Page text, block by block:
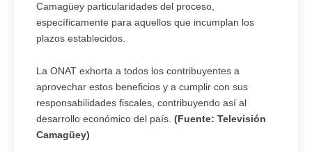
Camagüey particularidades del proceso,
específicamente para aquellos que incumplan los
plazos establecidos.
La ONAT exhorta a todos los contribuyentes a
aprovechar estos beneficios y a cumplir con sus
responsabilidades fiscales, contribuyendo así al
desarrollo económico del país. (Fuente: Televisión
Camagüey)